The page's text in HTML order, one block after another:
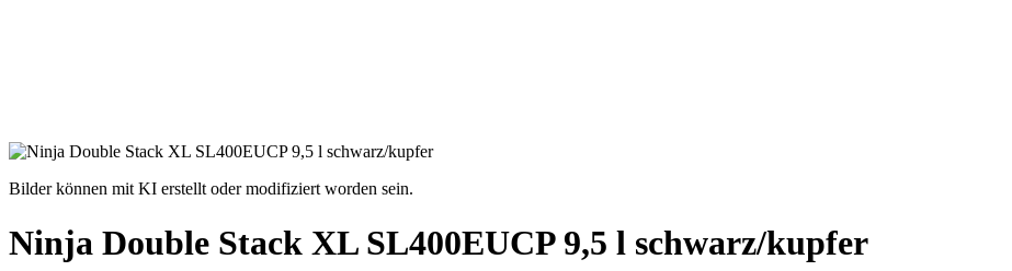
Bilder können mit KI erstellt oder modifiziert worden sein.
Ninja Double Stack XL SL400EUCP 9,5 l schwarz/kupfer